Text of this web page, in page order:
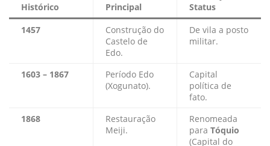
Histórico
Principal
Status
1457
Construção do
Castelo de
Edo.
De vila a posto
militar.
1603 – 1867
Período Edo
(Xogunato).
Capital
política de
fato.
1868
Restauração
Meiji.
Renomeada
para Tóquio
(Capital do